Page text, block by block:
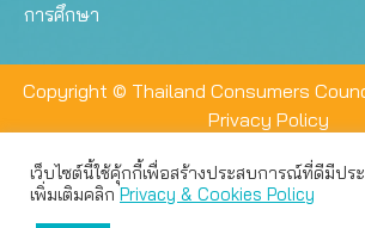
การศึกษา
Copyright © Thailand Consumers
Privacy Policy
เว็บไซต์นี้ใช้คุ้กกี้เพื่อสร้างประสบการณ์ที่ดีมีป
เพิ่มเติมคลิกPrivacy & Cookies Policy
เว็บไซต์นี้ใช้คุกกี้เพื่อมอบประสบการณ์การใช้
สามารถเลือกตั้งค่าความเป็นส่วนตัวได้